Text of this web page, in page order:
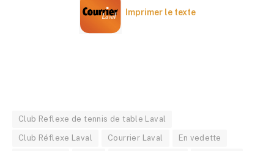
Imprimer le texte
Club Reflexe de tennis de table Laval
Club Réflexe Laval Courrier Laval En vedette